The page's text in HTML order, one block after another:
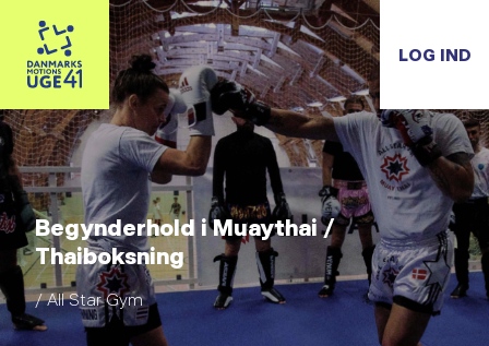
LOG IND
Begynderhold i Muaythai /
Thaiboksning
/ All Star Gym